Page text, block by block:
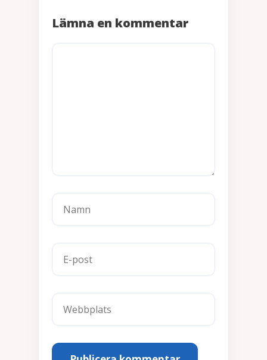
Lämna en kommentar
Kommentar
Namn
E-
Webbplats